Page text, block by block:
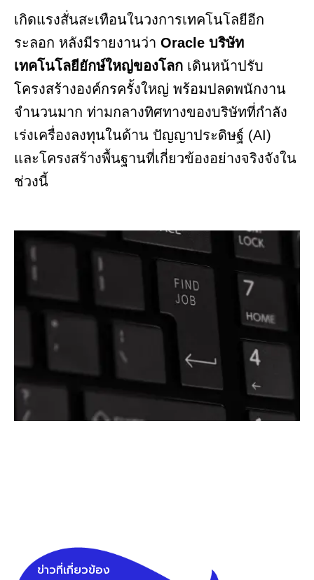
เกิดแรงสั่นสะเทือนในวงการเทคโนโลยีอีก
ระลอก หลังมีรายงานว่า Oracle บริษัท
เทคโนโลยียักษ์ใหญ่ของโลก เดินหน้าปรับ
โครงสร้างองค์กรครั้งใหญ่ พร้อมปลดพนักงาน
จำนวนมาก ท่ามกลางทิศทางของบริษัทที่กำลัง
เร่งเครื่องลงทุนในด้าน ปัญญาประดิษฐ์ (AI)
และโครงสร้างพื้นฐานที่เกี่ยวข้องอย่างจริงจังใน
ช่วงนี้
ข่าวที่เกี่ยวข้อง